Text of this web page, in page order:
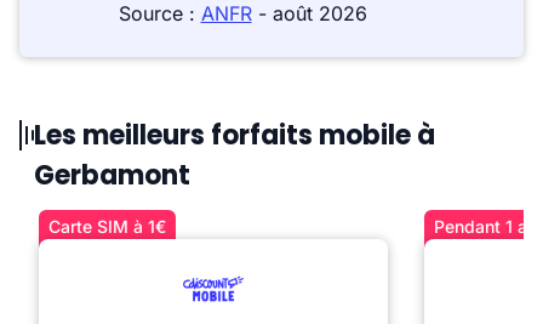
Source : ANFR- août 2026
Les meilleurs forfaits mobile à
Gerbamont
Carte SIM à 1€ Pendant 1